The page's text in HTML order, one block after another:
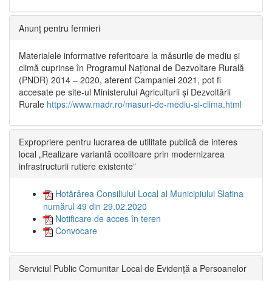
Anunț pentru fermieri
Materialele informative referitoare la măsurile de mediu și
climă cuprinse în Programul Național de Dezvoltare Rurală
(PNDR) 2014 – 2020, aferent Campaniei 2021, pot fi
accesate pe site-ul Ministerului Agriculturii și Dezvoltării
Rurale https://www.madr.ro/masuri-de-mediu-si-clima.html
Expropriere pentru lucrarea de utilitate publică de interes
local „Realizare variantă ocolitoare prin modernizarea
infrastructurii rutiere existente”
Hotărârea Consiliului Local al Municipiului Slatina
numărul 49 din 29.02.2020
Notificare de acces în teren
Convocare
Serviciul Public Comunitar Local de Evidență a Persoanelor